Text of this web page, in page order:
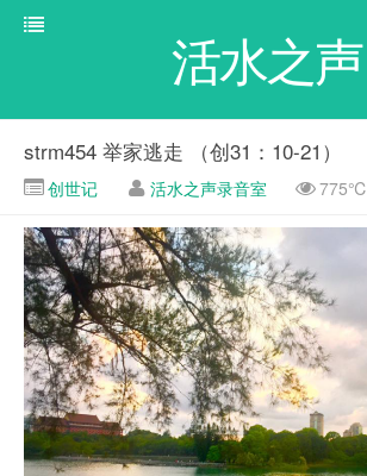
活水之声
strm454 举家逃走 （创31：10-21）
创世记 活水之声录音室 775℃